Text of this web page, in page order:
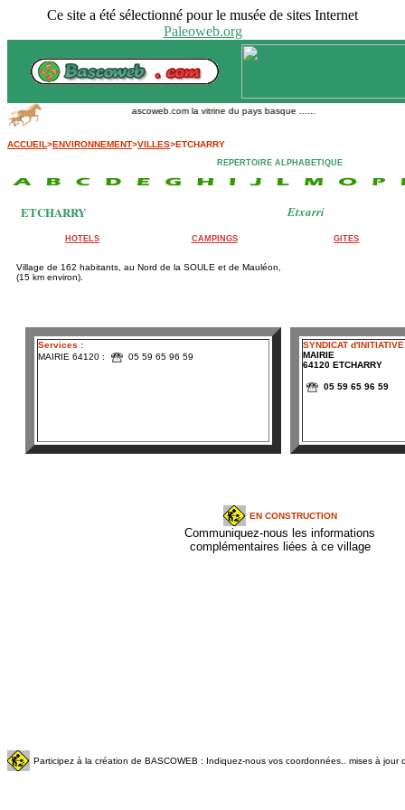
Ce site a été sélectionné pour le musée de sites Internet
Paleoweb.org
Bascoweb.com la vitrine du pays basque ......
ACCUEIL>ENVIRONNEMENT>VILLES>ETCHARRY
REPERTOIRE ALPHABETIQUE
ETCHARRY Etxarri
HOTELS CAMPINGS GITES
Village de 162 habitants, au Nord de la SOULE et de Mauléon,
(15 km environ).
Services :
MAIRIE 64120 :
05 59 65 96 59
SYNDICAT d'INITIATIVE
MAIRIE
64120 ETCHARRY
05 59 65 96 59
EN CONSTRUCTION
Communiquez-nous les informations
complémentaires liées à ce village
Participez à la création de BASCOWEB : Indiquez-nous vos coordonnées.. mises à jour